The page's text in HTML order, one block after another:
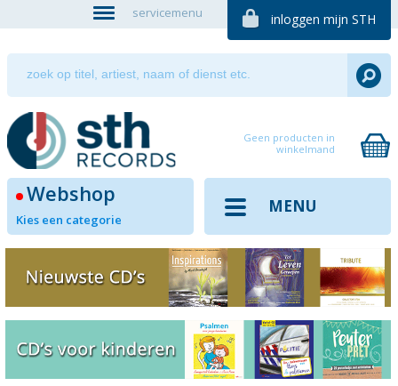
servicemenu inloggen mijn STH
Geen producten in
winkelmand
Webshop
Kies een categorie
MENU